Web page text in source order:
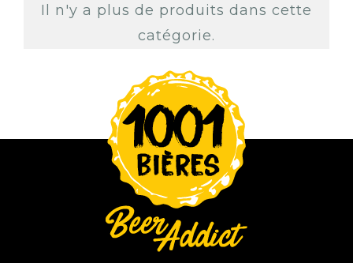
Il n'y a plus de produits dans cette
catégorie.